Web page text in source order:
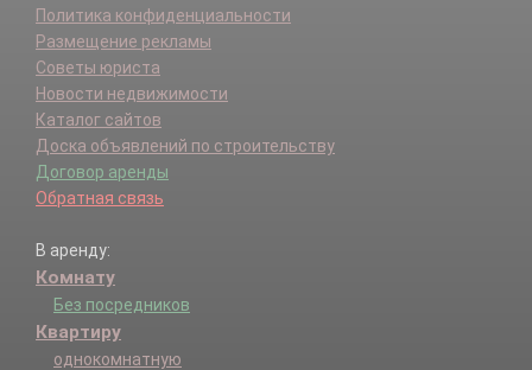
Политика конфиденциальности
Размещение рекламы
Советы юриста
Новости недвижимости
Каталог сайтов
Доска объявлений по строительству
Договор аренды
Обратная связь
В аренду:
Комнату
Без посредников
Квартиру
однокомнатную